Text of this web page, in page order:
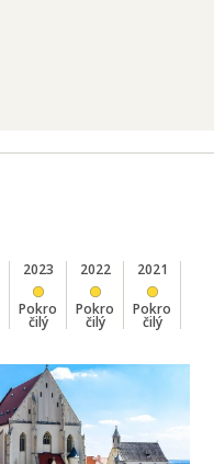
2023
Pokro
čilý
2022
Pokro
čilý
2021
Pokro
čilý